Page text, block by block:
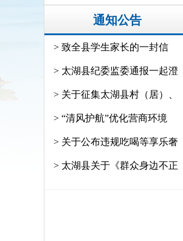
通知公告
> 致全县学生家长的一封信
> 太湖县纪委监委通报一起澄
> 关于征集太湖县村（居）、
> “清风护航”优化营商环境
> 关于公布违规吃喝等享乐奢
> 太湖县关于《群众身边不正